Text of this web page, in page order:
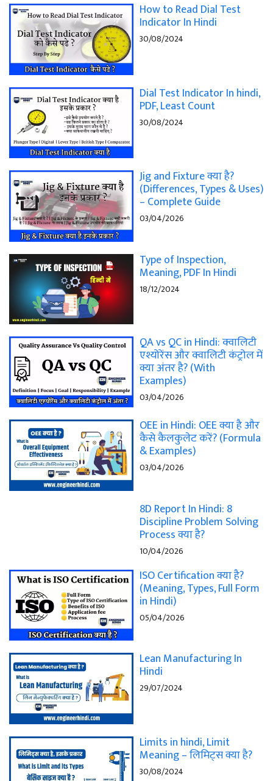
How to Read Dial Test
Indicator In Hindi
30/08/2024
Dial Test Indicator In hindi,
PDF, Least Count
30/08/2024
Jig and Fixture क्या है?
(Differences, Types & Uses)
– Complete Guide
03/04/2026
Type of Inspection,
Meaning, PDF In Hindi
18/12/2024
QA vs QC in Hindi: क्वालिटी
एश्योरेंस और क्वालिटी कंट्रोल में
क्या अंतर है? (With
Examples)
03/04/2026
OEE in Hindi: OEE क्या है और
कैसे कैलकुलेट करें? (Formula
& Examples)
03/04/2026
8D Report In Hindi: 8
Discipline Problem Solving
Process क्या है?
10/04/2026
ISO Certification क्या है?
(Meaning, Types, Full Form
in Hindi)
05/04/2026
Lean Manufacturing In
Hindi
29/07/2024
Limits in hindi, Limit
Meaning – लिमिट्स क्या है?
30/08/2024